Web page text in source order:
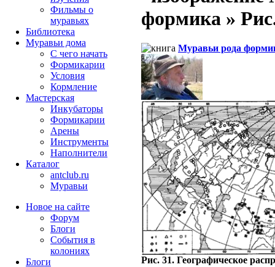
формика »
Муравьи рода
Рис. 31. Географическое
Фильмы о
муравьях
Библиотека
Муравьи дома
С чего начать
Формикарии
Условия
Кормление
Мастерская
Инкубаторы
Формикарии
Арены
Инструменты
Наполнители
Каталог
antclub.ru
Муравьи
Новое на сайте
Форум
Блоги
События в
колониях
Блоги